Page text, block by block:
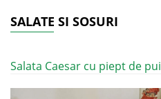
SALATE SI SOSURI
Salata Caesar cu piept de pui